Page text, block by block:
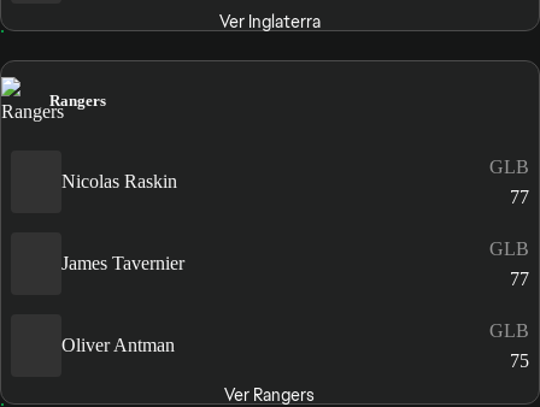
Ver Inglaterra
Rangers
Nicolas Raskin
GLB
77
James Tavernier
GLB
77
Oliver Antman
GLB
75
Ver Rangers